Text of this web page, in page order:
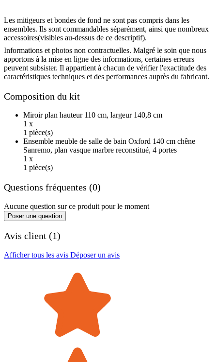
Les mitigeurs et bondes de fond ne sont pas compris dans les
ensembles. Ils sont commandables séparément, ainsi que nombreux
accessoires(visibles au-dessus de ce descriptif).
Informations et photos non contractuelles. Malgré le soin que nous
apportons à la mise en ligne des informations, certaines erreurs
peuvent subsister. Il appartient à chacun de vérifier l'exactitude des
caractéristiques techniques et des performances auprès du fabricant.
Composition du kit
Miroir plan hauteur 110 cm, largeur 140,8 cm
1 x
1 pièce(s)
Ensemble meuble de salle de bain Oxford 140 cm chêne
Sanremo, plan vasque marbre reconstitué, 4 portes
1 x
1 pièce(s)
Questions fréquentes (0)
Aucune question sur ce produit pour le moment
Poser une question
Avis client (1)
Afficher tous les avis Déposer un avis